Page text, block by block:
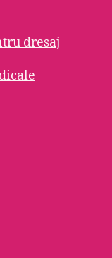
dresaj